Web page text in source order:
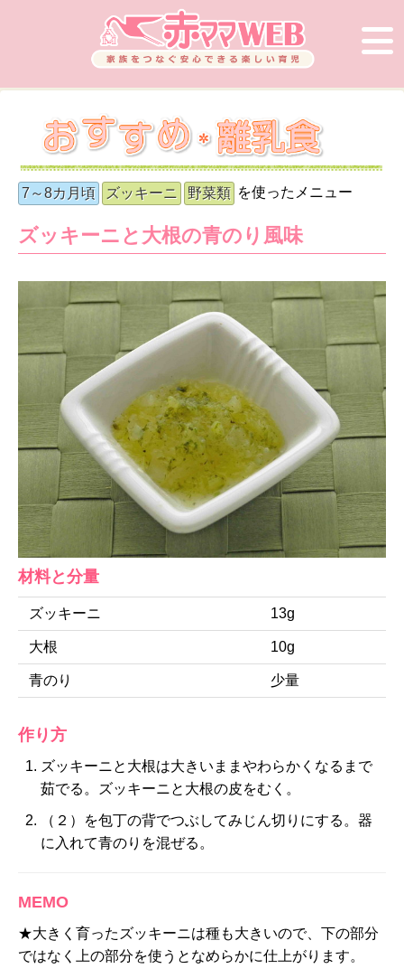
7～8カ月頃 ズッキーニ 野菜類 を使ったメニュー
ズッキーニと大根の青のり風味
材料と分量
ズッキーニ 13g
大根 10g
青のり 少量
作り方
ズッキーニと大根は大きいままやわらかくなるまで
茹でる。ズッキーニと大根の皮をむく。
（２）を包丁の背でつぶしてみじん切りにする。器
に入れて青のりを混ぜる。
MEMO
★大きく育ったズッキーニは種も大きいので、下の部分
ではなく上の部分を使うとなめらかに仕上がります。